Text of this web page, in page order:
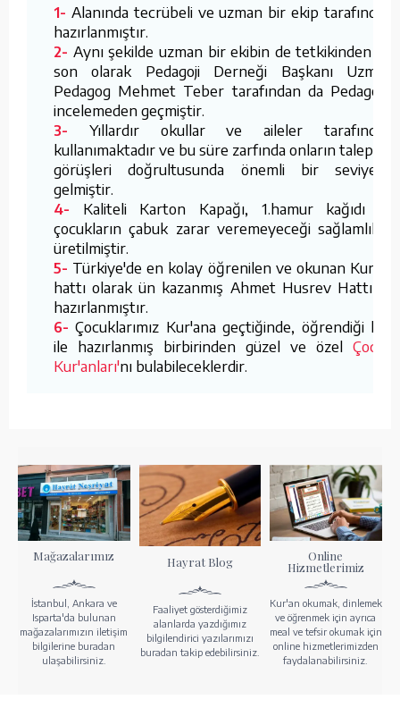
1- Alanında tecrübeli ve uzman bir ekip tarafından
hazırlanmıştır.
2- Aynı şekilde uzman bir ekibin de tetkikinden ve
son olarak Pedagoji Derneği Başkanı Uzman
Pedagog Mehmet Teber tarafından da Pedagojik
incelemeden geçmiştir.
3- Yıllardır okullar ve aileler tarafından
kullanımaktadır ve bu süre zarfında onların talep ve
görüşleri doğrultusunda önemli bir seviyeye
gelmiştir.
4- Kaliteli Karton Kapağı, 1.hamur kağıdı ile
çocukların çabuk zarar veremeyeceği sağlamlıkta
üretilmiştir.
5- Türkiye'de en kolay öğrenilen ve okunan Kur'an
hattı olarak ün kazanmış Ahmet Husrev Hattı ile
hazırlanmıştır.
6- Çocuklarımız Kur'ana geçtiğinde, öğrendiği hat
ile hazırlanmış birbirinden güzel ve özel Çocuk
Kur'anları'nı bulabileceklerdir.
Mağazalarımız
İstanbul, Ankara ve
Isparta'da bulunan
mağazalarımızın iletişim
bilgilerine buradan
ulaşabilirsiniz.
Hayrat Blog
Faaliyet gösterdiğimiz
alanlarda yazdığımız
bilgilendirici yazılarımızı
buradan takip edebilirsiniz.
Online
Hizmetlerimiz
Kur'an okumak, dinlemek
ve öğrenmek için ayrıca
meal ve tefsir okumak için
online hizmetlerimizden
faydalanabilirsiniz.